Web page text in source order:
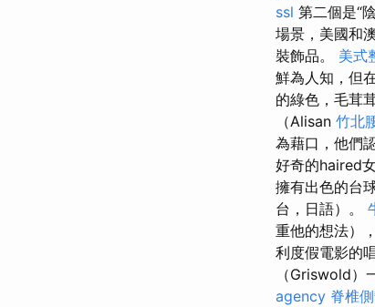
ssl 第二個是“
場景，美國和
裝飾品。 美式
鮮為人知，但
的綠色，毛茸
（Alisan 竹北
為藉口，他們
好奇的haired
擁有出色的台
台，日語）。
重他的想法）
利度假電影的
（Griswold）
agency 脊椎